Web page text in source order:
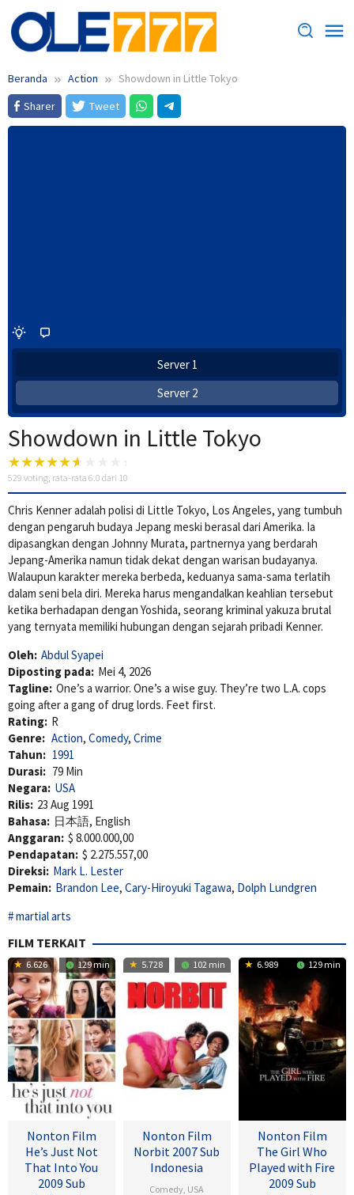
Loncat
ke
konten
Beranda Action
Showdown in Little Tokyo
Sharer
Tweet
Server 1
Server 2
Showdown in Little Tokyo
529 voting, rata-rata 6.0 dari 10
Chris Kenner adalah polisi di Little Tokyo, Los Angeles, yang tumbuh
dengan pengaruh budaya Jepang meski berasal dari Amerika. Ia
dipasangkan dengan Johnny Murata, partnernya yang berdarah
Jepang-Amerika namun tidak dekat dengan warisan budayanya.
Walaupun karakter mereka berbeda, keduanya sama-sama terlatih
dalam seni bela diri. Mereka harus mengandalkan keahlian tersebut
ketika berhadapan dengan Yoshida, seorang kriminal yakuza brutal
yang ternyata memiliki hubungan dengan sejarah pribadi Kenner.
Oleh: Abdul Syapei
Diposting pada: Mei 4, 2026
Tagline: One’s a warrior. One’s a wise guy. They’re two L.A. cops
going after a gang of drug lords. Feet first.
Rating: R
Genre: Action, Comedy, Crime
Tahun: 1991
Durasi: 79 Min
Negara: USA
Rilis: 23 Aug 1991
Bahasa: 日本語, English
Anggaran: $ 8.000.000,00
Pendapatan: $ 2.275.557,00
Direksi: Mark L. Lester
Pemain: Brandon Lee, Cary-Hiroyuki Tagawa, Dolph Lundgren
martial arts
FILM TERKAIT
6.626 129 min
Nonton Film
He’s Just Not
That Into You
2009 Sub
5.728 102 min
Nonton Film
Norbit 2007 Sub
Indonesia
Comedy, USA
6.989 129 min
Nonton Film
The Girl Who
Played with Fire
2009 Sub